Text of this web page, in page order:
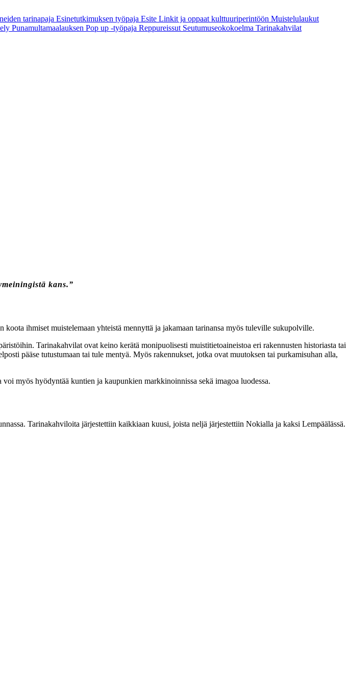
tarinapaja Esinetutkimuksen työpaja Esite Linkit ja oppaat kulttuuriperintöön Muistelulaukut
Punamultamaalauksen Pop up -työpaja Reppureissut Seutumuseokokoelma Tarinakahvilat
kans.”
ihmiset muistelemaan yhteistä mennyttä ja jakamaan tarinansa myös tuleville sukupolville.
Tarinakahvilat ovat keino kerätä monipuolisesti muistitietoaineistoa eri rakennusten historiasta tai
pääse tutustumaan tai tule mentyä. Myös rakennukset, jotka ovat muutoksen tai purkamisuhan alla,
myös hyödyntää kuntien ja kaupunkien markkinoinnissa sekä imagoa luodessa.
Tarinakahviloita järjestettiin kaikkiaan kuusi, joista neljä järjestettiin Nokialla ja kaksi Lempäälässä.